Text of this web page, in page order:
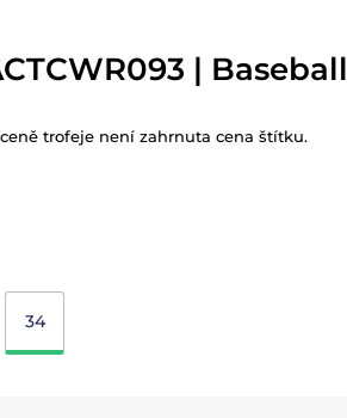
| Baseball
trofeje není zahrnuta cena štítku.
34